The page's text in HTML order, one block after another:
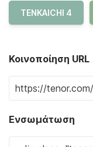
TENKAICHI 4
Κοινοποίηση URL
Ενσωμάτωση